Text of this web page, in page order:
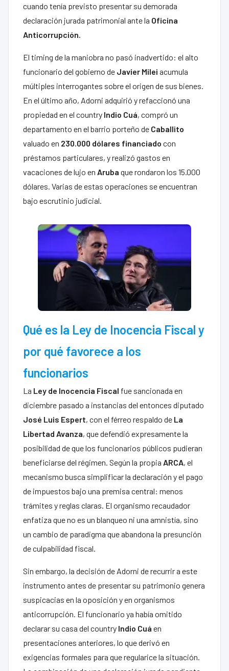
cuando tenía previsto presentar su demorada
declaración jurada patrimonial ante la Oficina
Anticorrupción.
El timing de la maniobra no pasó inadvertido: el alto
funcionario del gobierno de Javier Milei acumula
múltiples interrogantes sobre el origen de sus bienes.
En el último año, Adorni adquirió y refaccionó una
propiedad en el country Indio Cuá, compró un
departamento en el barrio porteño de Caballito
valuado en 230.000 dólares financiado con
préstamos particulares, y realizó gastos en
vacaciones de lujo en Aruba que rondaron los 15.000
dólares. Varias de estas operaciones se encuentran
bajo escrutinio judicial.
Qué es la Ley de Inocencia Fiscal y
por qué favorece a los
funcionarios
La Ley de Inocencia Fiscal fue sancionada en
diciembre pasado a instancias del entonces diputado
José Luis Espert, con el férreo respaldo de La
Libertad Avanza, que defendió expresamente la
posibilidad de que los funcionarios públicos pudieran
beneficiarse del régimen. Según la propia ARCA, el
mecanismo busca simplificar la declaración y el pago
de impuestos bajo una premisa central: menos
trámites y reglas claras. El organismo recaudador
enfatiza que no es un blanqueo ni una amnistía, sino
un cambio de paradigma que abandona la presunción
de culpabilidad fiscal.
Sin embargo, la decisión de Adorni de recurrir a este
instrumento antes de presentar su patrimonio genera
suspicacias en la oposición y en organismos
anticorrupción. El funcionario ya había omitido
declarar su casa del country Indio Cuá en
presentaciones anteriores, lo que derivó en
exigencias formales para que regularice la situación.